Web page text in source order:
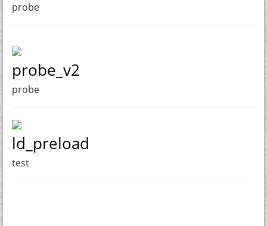
probe
probe_v2
probe
ld_preload
test